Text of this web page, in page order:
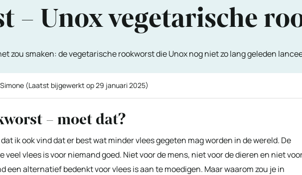
– Unox vegetarische
zou smaken: de vegetarische rookworst die Unox nog niet zo lang geleden
Simone (Laatst bijgewerkt op29 januari 2025)
– moet dat?
ik ook vind dat er best wat minder vlees gegeten mag worden in de wereld. De
veel vlees is voor niemand goed. Niet voor de mens, niet voor de dieren en niet
een alternatief bedenkt voor vlees is aan te moedigen. Maar waarom zou je in